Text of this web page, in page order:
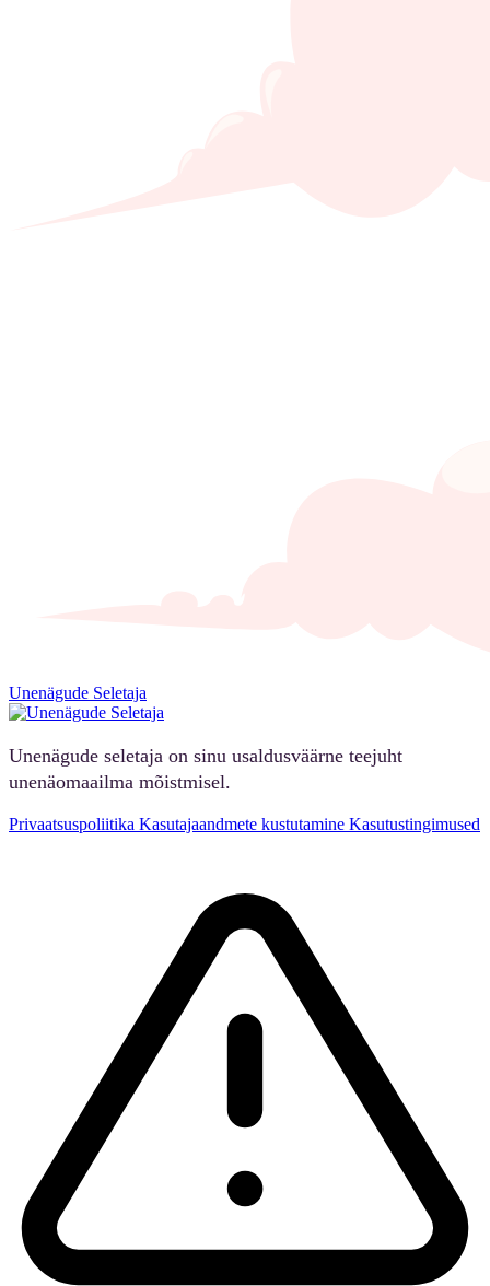
Unenägude Seletaja
Unenägude seletaja on sinu usaldusväärne teejuht
unenäomaailma mõistmisel.
Privaatsuspoliitika Kasutajaandmete kustutamine Kasutustingimused